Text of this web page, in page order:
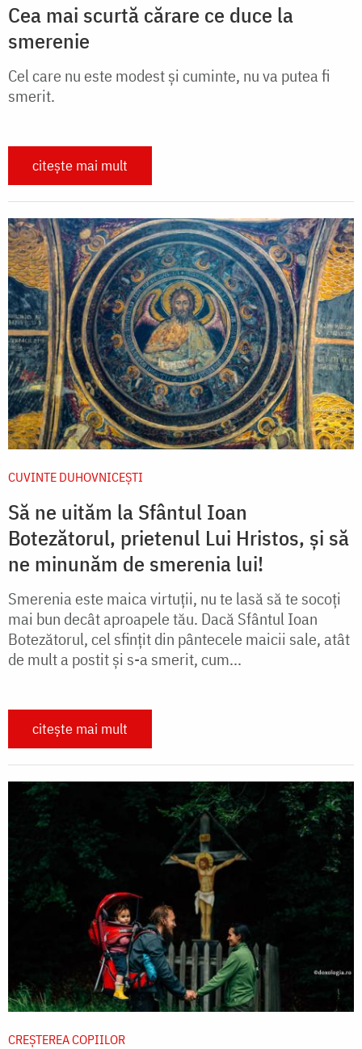
Cea mai scurtă cărare ce duce la
smerenie
Cel care nu este modest și cuminte, nu va putea fi
smerit.
citește mai mult
CUVINTE DUHOVNICEȘTI
Să ne uităm la Sfântul Ioan
Botezătorul, prietenul Lui Hristos, și să
ne minunăm de smerenia lui!
Smerenia este maica virtuții, nu te lasă să te socoți
mai bun decât aproapele tău. Dacă Sfântul Ioan
Botezătorul, cel sfințit din pântecele maicii sale, atât
de mult a postit și s-a smerit, cum...
citește mai mult
CREŞTEREA COPIILOR